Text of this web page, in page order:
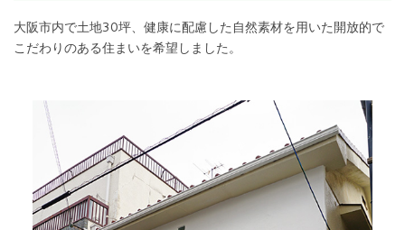
大阪市内で土地30坪、健康に配慮した自然素材を用いた開放的で
こだわりのある住まいを希望しました。